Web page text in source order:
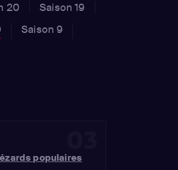
20
Saison 19
Saison 9
populaires